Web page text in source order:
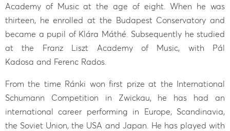
Academy of Music at the age of eight. When he was
thirteen, he enrolled at the Budapest Conservatory and
became a pupil of Klára Máthé. Subsequently he studied
at the Franz Liszt Academy of Music, with Pál
Kadosa and Ferenc Rados.
From the time Ránki won first prize at the International
Schumann Competition in Zwickau, he has had an
international career performing in Europe, Scandinavia,
the Soviet Union, the USA and Japan. He has played with